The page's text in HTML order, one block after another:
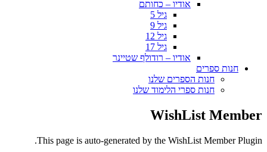
אודיו – כחותם
גיל 5
גיל 9
גיל 12
גיל 17
אודיו – רודולף שטיינר
חנות ספרים
חנות הספרים שלנו
חנות ספרי הלימוד שלנו
WishList Member
This page is auto-generated by the WishList Member Plugin.